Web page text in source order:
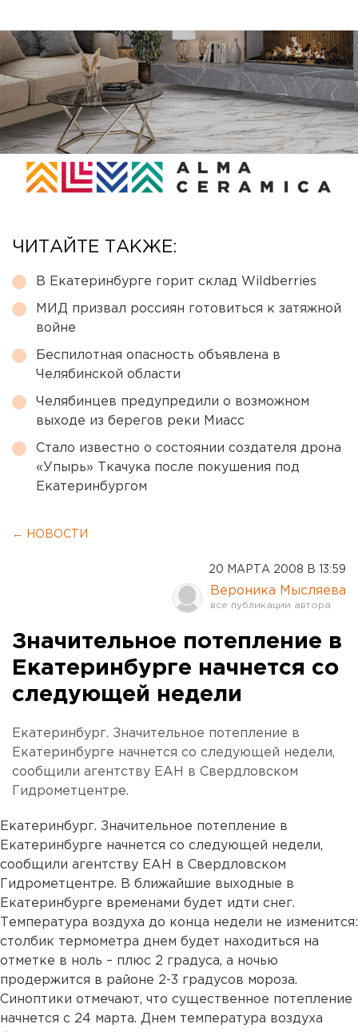
ЧИТАЙТЕ ТАКЖЕ:
В Екатеринбурге горит склад Wildberries
МИД призвал россиян готовиться к затяжной
войне
Беспилотная опасность объявлена в
Челябинской области
Челябинцев предупредили о возможном
выходе из берегов реки Миасс
Стало известно о состоянии создателя дрона
«Упырь» Ткачука после покушения под
Екатеринбургом
← НОВОСТИ
20 МАРТА 2008 В 13:59
Вероника Мысляева
Значительное потепление в
Екатеринбурге начнется со
следующей недели
Екатеринбург. Значительное потепление в
Екатеринбурге начнется со следующей недели,
сообщили агентству ЕАН в Свердловском
Гидрометцентре.
Екатеринбург. Значительное потепление в
Екатеринбурге начнется со следующей недели,
сообщили агентству ЕАН в Свердловском
Гидрометцентре. В ближайшие выходные в
Екатеринбурге временами будет идти снег.
Температура воздуха до конца недели не изменится:
столбик термометра днем будет находиться на
отметке в ноль – плюс 2 градуса, а ночью
продержится в районе 2-3 градусов мороза.
Синоптики отмечают, что существенное потепление
начнется с 24 марта. Днем температура воздуха